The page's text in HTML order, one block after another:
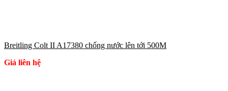
Breitling Colt II A17380 chống nước lên tới 500M
Giá liên hệ